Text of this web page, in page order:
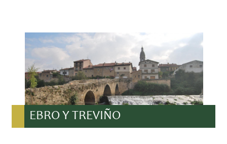
EBRO Y TREVIÑO